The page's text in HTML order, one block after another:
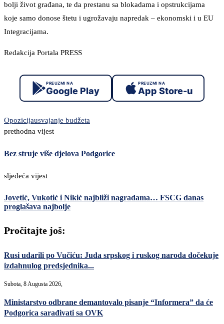
bolji život građana, te da prestanu sa blokadama i opstrukcijama
koje samo donose štetu i ugrožavaju napredak – ekonomski i u EU
Integracijama.
Redakcija Portala PRESS
PREUZMI NA
Google Play
PREUZMI NA
App Store-u
Opozicijausvajanje budžeta
prethodna vijest
Bez struje više djelova Podgorice
sljedeća vijest
Jovetić, Vukotić i Nikić najbliži nagradama… FSCG danas
proglašava najbolje
Pročitajte još:
Rusi udarili po Vučiću: Juda srpskog i ruskog naroda dočekuje
izdahnulog predsjednika...
Subota, 8 Augusta 2026,
Ministarstvo odbrane demantovalo pisanje “Informera” da će
Podgorica sarađivati sa OVK